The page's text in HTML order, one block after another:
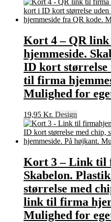
Kort 4 – QR
hjemmeside.
ID kort størrelse
til firma
Mulighed for
19,95 Kr. Design
Kort 3 – Link til
Skabelon.
størrelse med
link til firma
Mulighed for